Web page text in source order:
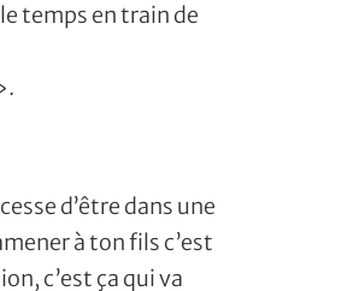
temps en train de
d’être dans une
à ton fils c’est
c’est ça qui va